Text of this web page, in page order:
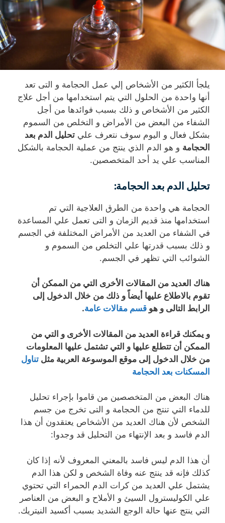
يلجأ الكثير من الأشخاص إلي عمل الحجامة و التى تعد
أنها واحدة من الحلول التي يتم استخدامها من أجل علاج
الكثير من الأشخاص و ذلك بسبب فوائدها من أجل
الشفاء من البعض من الأمراض و التخلص من السموم
بشكل فعال و اليوم سوف نتعرف علي تحليل الدم بعد
الحجامة و هو الدم الذي ينتج من عملية الحجامة بالشكل
المناسب علي يد أحد المتخصصين.
تحليل الدم بعد الحجامة:
الحجامة هي واحدة من الطرق العلاجية التي تم
استخدامها منذ قديم الزمان و التى تعمل علي المساعدة
في الشفاء من العديد من الأمراض المختلفة في الجسم
و ذلك بسبب قدرتها علي التخلص من السموم و
الشوائب التي تظهر في الجسم.
هناك العديد من المقالات الأخرى التي من الممكن أن
تقوم بالاطلاع عليها أيضاً و ذلك من خلال الدخول إلى
الرابط التالى و هو قسم مقالات عامة.
و يمكنك قراءة العديد من المقالات الأخرى و التي من
الممكن أن تتطلع عليها و التي تشتمل عليها المعلومات
من خلال الدخول إلى موقع الموسوعة العربية مثل تناول
المسكنات بعد الحجامة
هناك البعض من المتخصصين من قاموا بإجراء تحليل
للدماء التي تنتج من الحجامة و التى تخرج من جسم
الشخص لأن هناك العديد من الأشخاص يعتقدون أن هذا
الدم فاسد و بعد الإنتهاء من التحليل قد وجدوا:
أن هذا الدم ليس فاسد بالمعني المعروف لأنه إذا كان
كذلك فإنه قد ينتج عنه وفاة الشخص و لكن هذا الدم
يشتمل علي العديد من كرات الدم الحمراء التي تحتوي
علي الكوليسترول السيئ و الأملاح و البعض من العناصر
التي ينتج عنها حالة الوجع الشديد بسبب أكسيد النيتريك.